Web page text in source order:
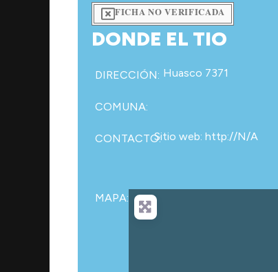
FICHA NO VERIFICADA
DONDE EL TIO
DIRECCIÓN: Huasco 7371
COMUNA:
CONTACTO:Sitio web: http://N/A
MAPA: